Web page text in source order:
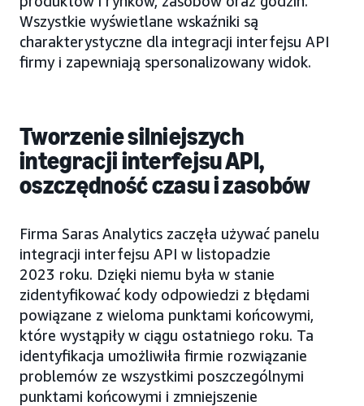
Wszystkie wyświetlane wskaźniki są
charakterystyczne dla integracji interfejsu API
firmy i zapewniają spersonalizowany widok.
Tworzenie silniejszych
integracji interfejsu API,
oszczędność czasu i zasobów
Firma Saras Analytics zaczęła używać panelu
integracji interfejsu API w listopadzie
2023 roku. Dzięki niemu była w stanie
zidentyfikować kody odpowiedzi z błędami
powiązane z wieloma punktami końcowymi,
które wystąpiły w ciągu ostatniego roku. Ta
identyfikacja umożliwiła firmie rozwiązanie
problemów ze wszystkimi poszczególnymi
punktami końcowymi i zmniejszenie